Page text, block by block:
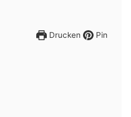
Drucken Pin